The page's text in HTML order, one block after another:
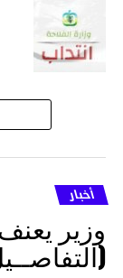
أخبار
وزير